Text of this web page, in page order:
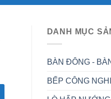
DANH MỤC
BÀN ĐÔNG -
BẾP CÔNG